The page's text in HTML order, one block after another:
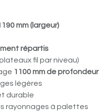
mm (largeur)
répartis
fil par niveau)
1100 mm de profondeur
légères
durable
rayonnages à palettes